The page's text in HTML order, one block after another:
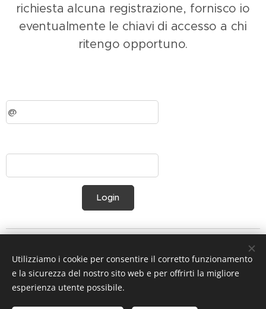
richiesta alcuna registrazione, fornisco io
eventualmente le chiavi di accesso a chi
ritengo opportuno.
Login
Utilizziamo i cookie per consentire il corretto funzionamento
e la sicurezza del nostro sito web e per offrirti la migliore
esperienza utente possibile.